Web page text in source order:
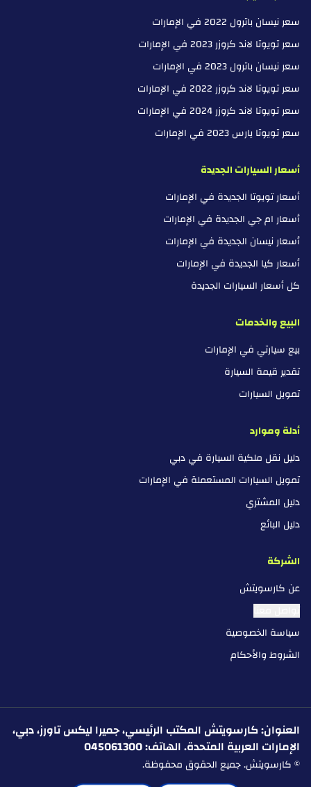
سعر نيسان باترول 2022 في الإمارات
سعر تويوتا لاند كروزر 2023 في الإمارات
سعر نيسان باترول 2023 في الإمارات
سعر تويوتا لاند كروزر 2022 في الإمارات
سعر تويوتا لاند كروزر 2024 في الإمارات
سعر تويوتا يارس 2023 في الإمارات
أسعار السيارات الجديدة
أسعار تويوتا الجديدة في الإمارات
أسعار ام جي الجديدة في الإمارات
أسعار نيسان الجديدة في الإمارات
أسعار كيا الجديدة في الإمارات
كل أسعار السيارات الجديدة
البيع والخدمات
بيع سيارتي في الإمارات
تقدير قيمة السيارة
تمويل السيارات
أدلة وموارد
دليل نقل ملكية السيارة في دبي
تمويل السيارات المستعملة في الإمارات
دليل المشتري
دليل البائع
الشركة
عن كارسويتش
تواصل معنا
سياسة الخصوصية
الشروط والأحكام
العنوان: كارسويتش المكتب الرئيسي، جميرا ليكس تاورز، دبي،
الإمارات العربية المتحدة. الهاتف: 045061300
© كارسويتش. جميع الحقوق محفوظة.